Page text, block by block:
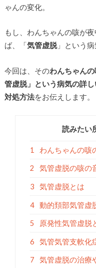
ゃんの変化。
もし、わんちゃんの咳が
ば、「気管虚脱」という病
今回は、そのわんちゃん
管虚脱」という病気の詳
対処方法をお伝えします。
読みたい
1 わんちゃんの咳
2 気管虚脱の咳の
3 気管虚脱とは
4 動的頚部気管虚
5 原発性気管虚脱
6 気管気管支軟化
7 気管虚脱の治療